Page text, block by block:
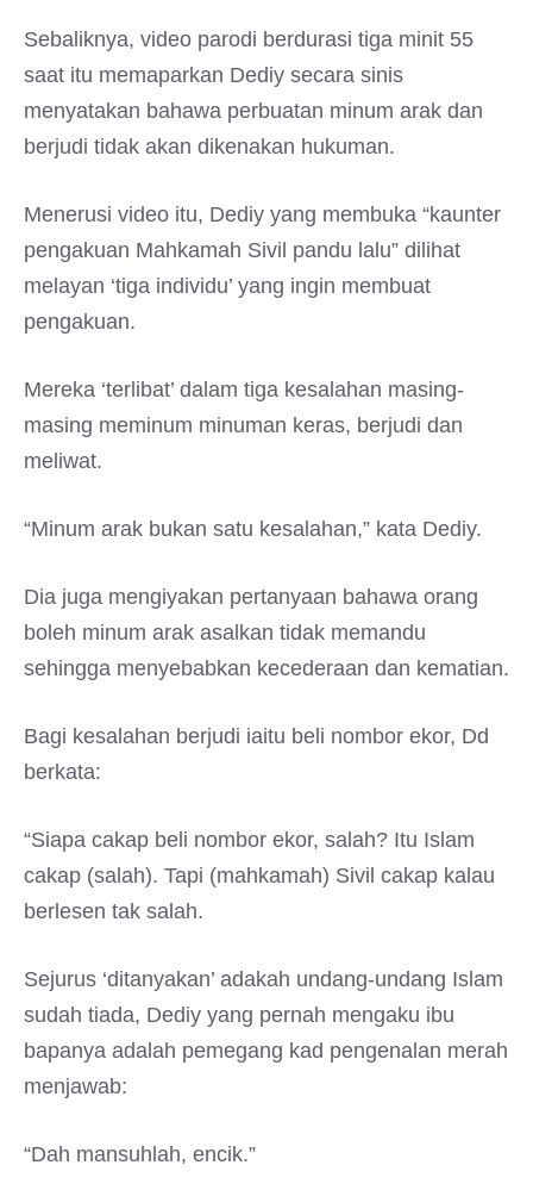
Sebaliknya, video parodi berdurasi tiga minit 55
saat itu memaparkan Dediy secara sinis
menyatakan bahawa perbuatan minum arak dan
berjudi tidak akan dikenakan hukuman.
Menerusi video itu, Dediy yang membuka “kaunter
pengakuan Mahkamah Sivil pandu lalu” dilihat
melayan ‘tiga individu’ yang ingin membuat
pengakuan.
Mereka ‘terlibat’ dalam tiga kesalahan masing-
masing meminum minuman keras, berjudi dan
meliwat.
“Minum arak bukan satu kesalahan,” kata Dediy.
Dia juga mengiyakan pertanyaan bahawa orang
boleh minum arak asalkan tidak memandu
sehingga menyebabkan kecederaan dan kematian.
Bagi kesalahan berjudi iaitu beli nombor ekor, Dd
berkata:
“Siapa cakap beli nombor ekor, salah? Itu Islam
cakap (salah). Tapi (mahkamah) Sivil cakap kalau
berlesen tak salah.
Sejurus ‘ditanyakan’ adakah undang-undang Islam
sudah tiada, Dediy yang pernah mengaku ibu
bapanya adalah pemegang kad pengenalan merah
menjawab:
“Dah mansuhlah, encik.”